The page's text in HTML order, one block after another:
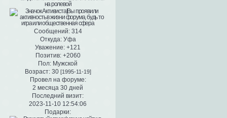
Сообщений:314
Откуда:Уфа
Уважение: +121
Позитив: +2060
Пол: Мужской
Возраст:30 [1995-11-19]
Провел на форуме:
2 месяца 30 дней
Последний визит:
2023-11-10 12:54:06
Подарки: